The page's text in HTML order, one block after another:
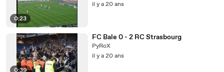
0:23
il y a 20 ans
FC Bale 0 - 2 RC Strasbourg
PyRoX
il y a 20 ans